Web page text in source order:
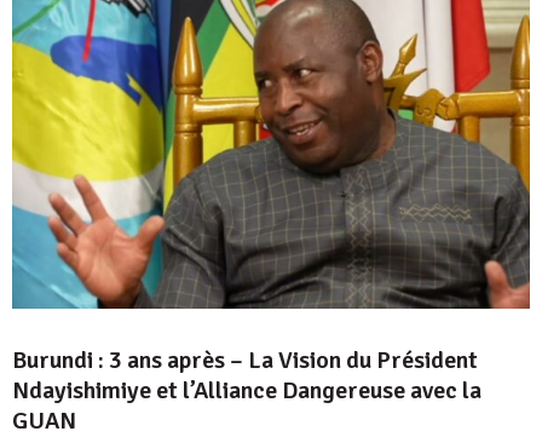
Burundi : 3 ans après – La Vision du Président
Ndayishimiye et l’Alliance Dangereuse avec la
GUAN